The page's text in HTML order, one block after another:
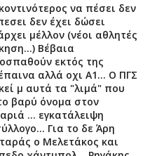
να πέσει δεν
δεν έχει δώσει
μέλλον (νέοι αθλητές
Βέβαια
εκτός της
αλλά οχι Α1... Ο ΠΓΣ
μ αυτά τα "λιμά" που
βαρύ όνομα στον
... εγκατάλειψη
Για το δε Άρη
ο Μελετάκος και